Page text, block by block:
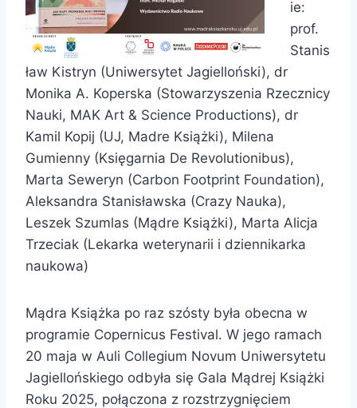
ie:
prof.
Stanis
ław Kistryn (Uniwersytet Jagielloński), dr
Monika A. Koperska (Stowarzyszenia Rzecznicy
Nauki, MAK Art & Science Productions), dr
Kamil Kopij (UJ, Madre Książki), Milena
Gumienny (Księgarnia De Revolutionibus),
Marta Seweryn (Carbon Footprint Foundation),
Aleksandra Stanisławska (Crazy Nauka),
Leszek Szumlas (Mądre Książki), Marta Alicja
Trzeciak (Lekarka weterynarii i dziennikarka
naukowa)
Mądra Książka po raz szósty była obecna w
programie Copernicus Festival. W jego ramach
20 maja w Auli Collegium Novum Uniwersytetu
Jagiellońskiego odbyła się Gala Mądrej Książki
Roku 2025, połączona z rozstrzygnięciem